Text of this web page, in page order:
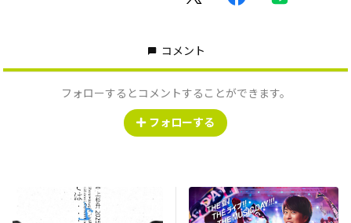
コメント
フォローするとコメントすることができます。
フォローする